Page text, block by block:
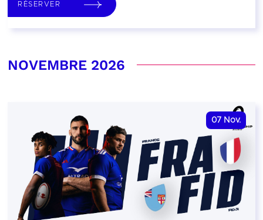
RÉSERVER
NOVEMBRE 2026
07 Nov.